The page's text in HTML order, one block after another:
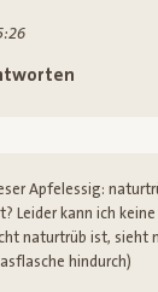
Apfelessig:
Leider kann ich
naturtrüb ist, sieht
hindurch)